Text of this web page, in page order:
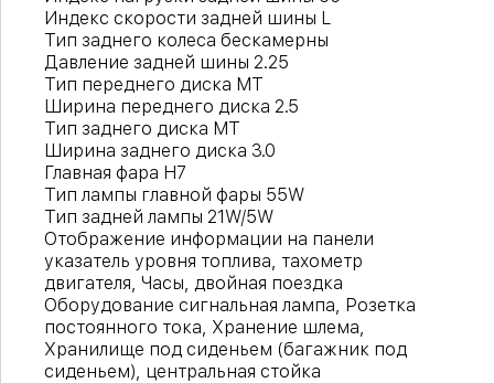
Индекс скорости задней шины L
Тип заднего колеса бескамерны
Давление задней шины 2.25
Тип переднего диска MT
Ширина переднего диска 2.5
Тип заднего диска MT
Ширина заднего диска 3.0
Главная фара H7
Тип лампы главной фары 55W
Тип задней лампы 21W/5W
Отображение информации на панели
указатель уровня топлива, тахометр
двигателя, Часы, двойная поездка
Оборудование сигнальная лампа, Розетка
постоянного тока, Хранение шлема,
Хранилище под сиденьем (багажник под
сиденьем), центральная стойка